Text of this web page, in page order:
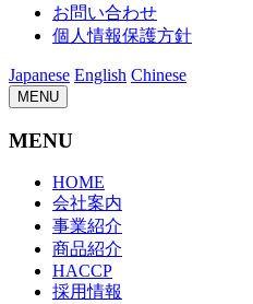
お問い合わせ
個人情報保護方針
Japanese English Chinese
MENU
MENU
HOME
会社案内
事業紹介
商品紹介
HACCP
採用情報